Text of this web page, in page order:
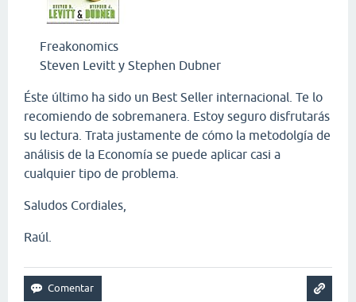
Freakonomics
Steven Levitt y Stephen Dubner
Éste último ha sido un Best Seller internacional. Te lo
recomiendo de sobremanera. Estoy seguro disfrutarás
su lectura. Trata justamente de cómo la metodolgía de
análisis de la Economía se puede aplicar casi a
cualquier tipo de problema.
Saludos Cordiales,
Raúl.